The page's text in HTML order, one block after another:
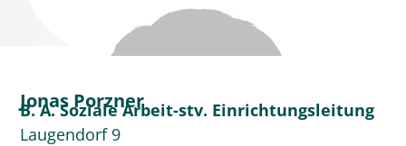
Jonas Porzner
B. A. Soziale Arbeit-stv. Einrichtungsleitung
Laugendorf 9